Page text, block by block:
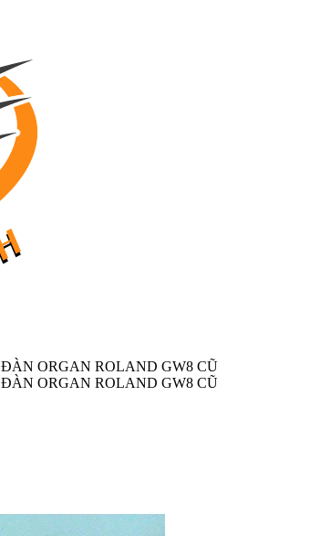
ĐÀN ORGAN ROLAND GW8 CŨ
ĐÀN ORGAN ROLAND GW8 CŨ